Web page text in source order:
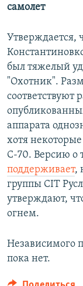
самолет
Утверждается,
был тяжелый
"Охотник".
соответствуют
аппарата
хотя
С-70. Версию о
поддерживает,
группы CIT
утверждают,
огнем.
Независимого
пока нет.